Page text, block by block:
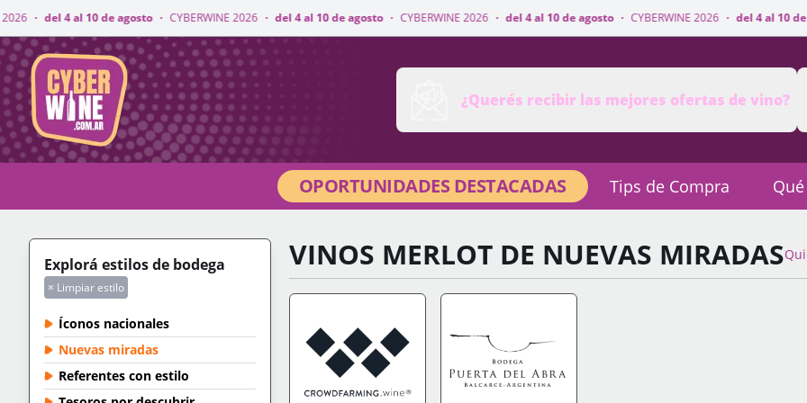
de agosto · CYBERWINE 2026 · del 4 al 10 de agosto · CYBERWINE 2026 · del 4 al 10 de agosto · CYBERWINE 2026 · del 4 al 10 de agosto ·
CyberWine
¿Querés recibir las mejores ofertas de vino?
OPORTUNIDADES DESTACADAS Tips de Compra
Explorá estilos de bodega
× Limpiar estilo
Íconos nacionales
Nuevas miradas
Referentes con estilo
VINOS MERLOT DE NUEVAS MIRADAS